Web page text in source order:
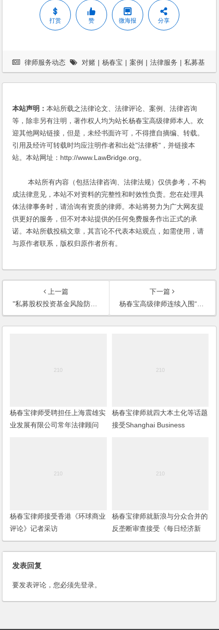
打赏 赞 微海报 分享
律师服务动态 对赌 | 杨春宝 | 案例 | 法律服务 | 私募基
本站声明：本站所载之法律论文、法律评论、案例、法律咨询
等，除非另有注明，著作权人均为站长杨春宝高级律师本人。欢
迎其他网站链接，但是，未经书面许可，不得擅自摘编、转载。
引用及经许可转载时均应注明作者和出处"法律桥"，并链接本
站。本站网址：http://www.LawBridge.org。
本站所有内容（包括法律咨询、法律法规）仅供参考，不构
成法律意见，本站不对资料的完整性和时效性负责。您在处理具
体法律事务时，请洽询有资质的律师。本站将努力为广大网友提
供更好的服务，但不对本站提供的任何免费服务作出正式的承
诺。本站所载投稿文章，其言论不代表本站观点，如需使用，请
与原作者联系，版权归原作者所有。
上一篇
"私募股权投资基金风险防控专场研讨会"成功举办
下一篇
杨春宝高级律师连续入围“澳中年度杰出校友奖”
杨春宝律师受聘担任上海震雄实
业发展有限公司常年法律顾问
杨春宝律师就四大本土化等话题
接受Shanghai Business
杨春宝律师接受香港《环球商业
评论》记者采访
杨春宝律师就新浪与分众合并的
反垄断审查接受《每日经济新
闻》记者采访
发表回复
要发表评论，您必须先登录。